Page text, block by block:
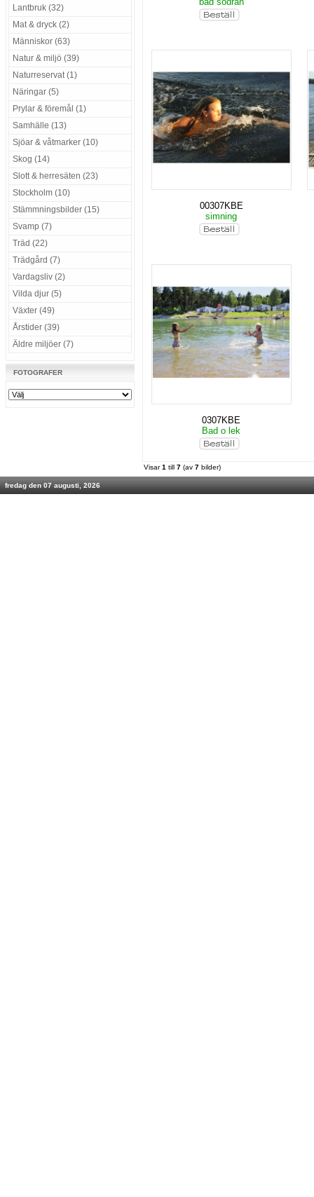
Lantbruk (32)
Mat & dryck (2)
Människor (63)
Natur & miljö (39)
Naturreservat (1)
Näringar (5)
Prylar & föremål (1)
Samhälle (13)
Sjöar & våtmarker (10)
Skog (14)
Slott & herresäten (23)
Stockholm (10)
Stämmningsbilder (15)
Svamp (7)
Träd (22)
Trädgård (7)
Vardagsliv (2)
Vilda djur (5)
Växter (49)
Årstider (39)
Äldre miljöer (7)
FOTOGRAFER
00307KBE
simning
0307KBE
Bad o lek
Visar1 till 7 (av 7 bilder)
fredag den 07 augusti, 2026